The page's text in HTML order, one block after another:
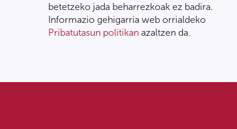
betetzeko jada beharrezkoak ez badira.
Informazio gehigarria web orrialdeko
Pribatutasun politikanazaltzen da.